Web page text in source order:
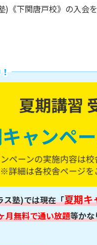
)《下関唐戸校》の入会
塾)では現在「夏期キ
月無料で通い放題等かな